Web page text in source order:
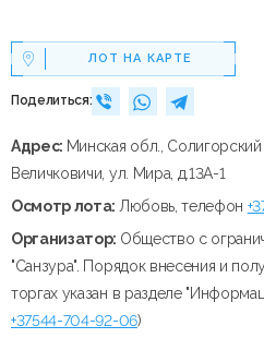
ЛОТ НА КАРТЕ
Поделиться:
Адрес: Минская обл.,
Величковичи, ул. Мира, д.13А-1
Осмотр лота: Любовь, телефон
Организатор: Общество с
"Санзура". Порядок внесения и
торгах указан в разделе
+37544-704-92-06)